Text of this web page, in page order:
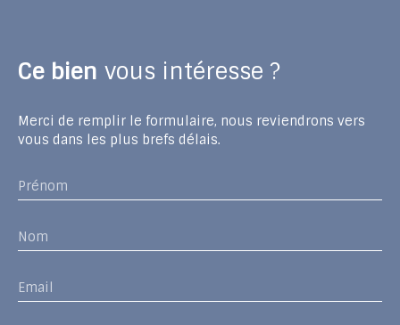
Ce bien vous intéresse ?
Merci de remplir le formulaire, nous reviendrons vers
vous dans les plus brefs délais.
Prénom
Nom
Email